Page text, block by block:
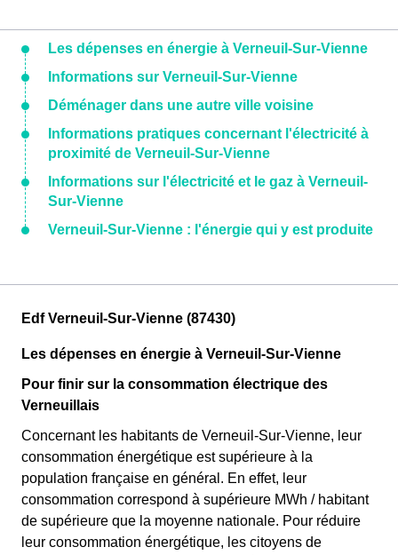
Les dépenses en énergie à Verneuil-Sur-Vienne
Informations sur Verneuil-Sur-Vienne
Déménager dans une autre ville voisine
Informations pratiques concernant l'électricité à
proximité de Verneuil-Sur-Vienne
Informations sur l'électricité et le gaz à Verneuil-
Sur-Vienne
Verneuil-Sur-Vienne : l'énergie qui y est produite
Edf Verneuil-Sur-Vienne (87430)
Les dépenses en énergie à Verneuil-Sur-Vienne
Pour finir sur la consommation électrique des
Verneuillais
Concernant les habitants de Verneuil-Sur-Vienne, leur
consommation énergétique est supérieure à la
population française en général. En effet, leur
consommation correspond à supérieure MWh / habitant
de supérieure que la moyenne nationale. Pour réduire
leur consommation énergétique, les citoyens de